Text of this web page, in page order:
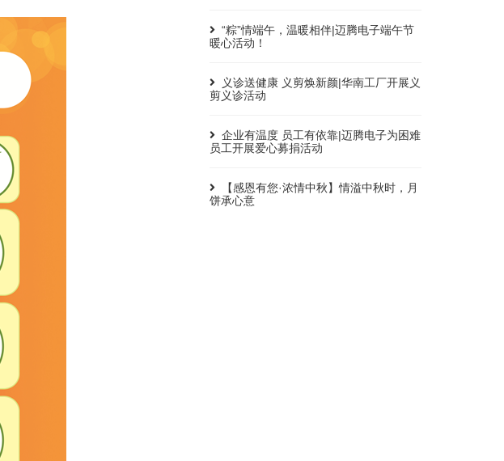
“粽”情端午，温暖相伴|迈腾电子端午节
暖心活动！
义诊送健康 义剪焕新颜|华南工厂开展义
剪义诊活动
企业有温度 员工有依靠|迈腾电子为困难
员工开展爱心募捐活动
【感恩有您·浓情中秋】情溢中秋时，月
饼承心意